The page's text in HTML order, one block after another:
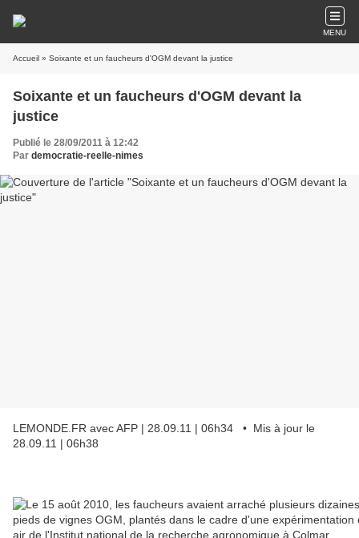
MENU
Accueil » Soixante et un faucheurs d'OGM devant la justice
Soixante et un faucheurs d'OGM devant la
justice
Publié le 28/09/2011 à 12:42
Par democratie-reelle-nimes
LEMONDE.FR avec AFP | 28.09.11 | 06h34 • Mis à jour le
28.09.11 | 06h38